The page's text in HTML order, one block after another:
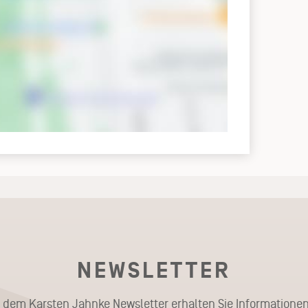
NEWSLETTER
dem Karsten Jahnke Newsletter erhalten Sie